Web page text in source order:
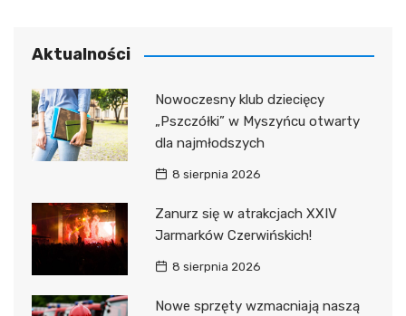
Aktualności
Nowoczesny klub dziecięcy
„Pszczółki” w Myszyńcu otwarty
dla najmłodszych
8 sierpnia 2026
Zanurz się w atrakcjach XXIV
Jarmarków Czerwińskich!
8 sierpnia 2026
Nowe sprzęty wzmacniają naszą